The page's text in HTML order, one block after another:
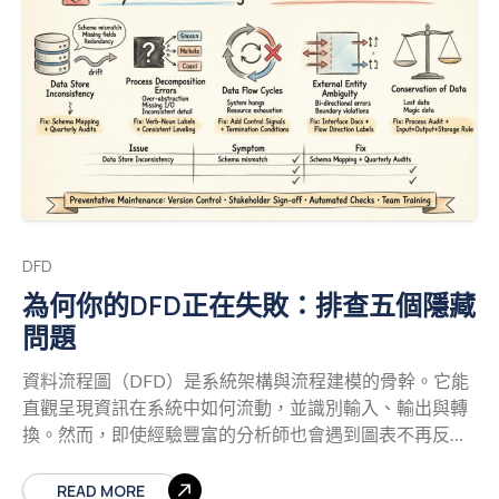
式，資料流的原則始終不變。我們將探討實際應用、整合
策略，以及DFD在一次迭代週期中所帶來的具體價值。
在情境中理解資料流程圖 資料流程圖是一種以圖形方式呈
現資料在資訊系統中流動的工具。與描述控制邏輯和決策
點的流程圖不同，DFD專注於資料本身。它描繪資料從外
部來源出發，經過處理程序，進入資料儲存，最終到達外
部目的地的整個流程。 在敏捷環境中，這些圖表並非靜態
的藍圖，而是隨著產品一同演進的動態實體。DFD的核心
組成部分包括： 外部實體：與軟體互動但位於其邊界之外
存：資訊在未使用時存放的位置，例如資料庫、檔案或佇
列。 資料流：資料在實體、程序與儲存之間移動的路徑。
經理檢視DFD時，他們看到的是系統的「內容」而非「方
式」。這種區分至關重要。它讓團隊能在撰寫任何程式碼
之前，確認所有必要的資料都已納入考量。
敏捷的張
是創建圖表所帶來的 perceived 開銷。敏捷宣言強調「可
DFD
為何你的DFD正在失敗：排查五個隱藏
問題
資料流程圖（DFD）是系統架構與流程建模的骨幹。它能
直觀呈現資訊在系統中如何流動，並識別輸入、輸出與轉
換。然而，即使經驗豐富的分析師也會遇到圖表不再反映
之間脫節，進而引發整合錯誤與維護噩夢。
READ MORE